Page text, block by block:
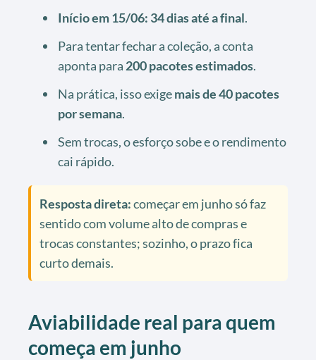
Início em 15/06: 34 dias até a final.
Para tentar fechar a coleção, a conta
aponta para 200 pacotes estimados.
Na prática, isso exigemais de 40 pacotes
por semana.
Sem trocas, o esforço sobe e o rendimento
cai rápido.
Resposta direta:começar em junho só faz
sentido com volume alto de compras e
trocas constantes; sozinho, o prazo fica
curto demais.
Aviabilidade real para quem
começa em junho